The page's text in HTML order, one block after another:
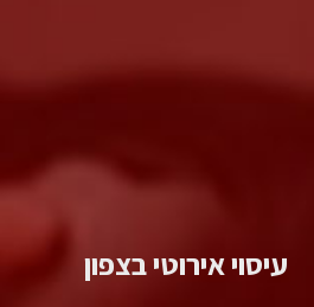
עיסוי אירוטי בצפון